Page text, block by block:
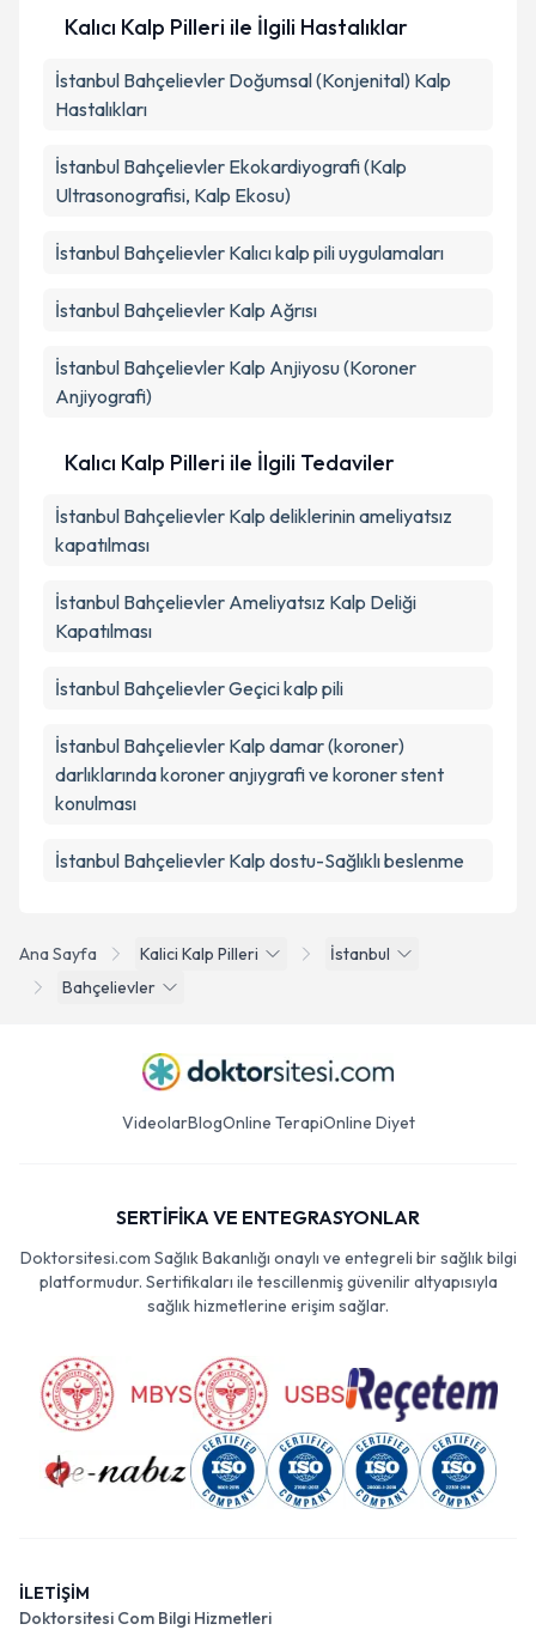
Ana Sayfa Kalici Kalp Pilleri
İstanbul
Bahçelievler
Kalıcı Kalp Pilleri ile İlgili Hastalıklar
İstanbul Bahçelievler Doğumsal (Konjenital) Kalp
Hastalıkları
İstanbul Bahçelievler Ekokardiyografi (Kalp
Ultrasonografisi, Kalp Ekosu)
İstanbul Bahçelievler Kalıcı kalp pili uygulamaları
İstanbul Bahçelievler Kalp Ağrısı
İstanbul Bahçelievler Kalp Anjiyosu (Koroner
Anjiyografi)
Kalıcı Kalp Pilleri ile İlgili Tedaviler
İstanbul Bahçelievler Kalp deliklerinin ameliyatsız
kapatılması
İstanbul Bahçelievler Ameliyatsız Kalp Deliği
Kapatılması
İstanbul Bahçelievler Geçici kalp pili
İstanbul Bahçelievler Kalp damar (koroner)
darlıklarında koroner anjıygrafi ve koroner stent
konulması
İstanbul Bahçelievler Kalp dostu-Sağlıklı beslenme
VideolarBlogOnline TerapiOnline Diyet
SERTİFİKA VE ENTEGRASYONLAR
Doktorsitesi.com Sağlık Bakanlığı onaylı ve entegreli bir sağlık bilgi
platformudur. Sertifikaları ile tescillenmiş güvenilir altyapısıyla
sağlık hizmetlerine erişim sağlar.
İLETİŞİM
Doktorsitesi Com Bilgi Hizmetleri